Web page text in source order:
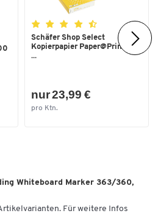
Schäfer Shop Select
Kopierpapier Paper@Print, DIN
...
nur 23,99 €
pro Ktn.
Whiteboard Marker 363/360,
Für weitere Infos